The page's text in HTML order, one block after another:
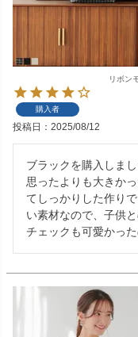
リボン
購入者
投稿日 2025/08/12
ブラックを購入しまし
思ったよりも大きか
てしっかりした作り
い素材なので、子供
チェックも可愛かっ